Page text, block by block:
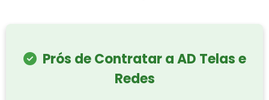
Prós de Contratar a AD Telas e
Redes